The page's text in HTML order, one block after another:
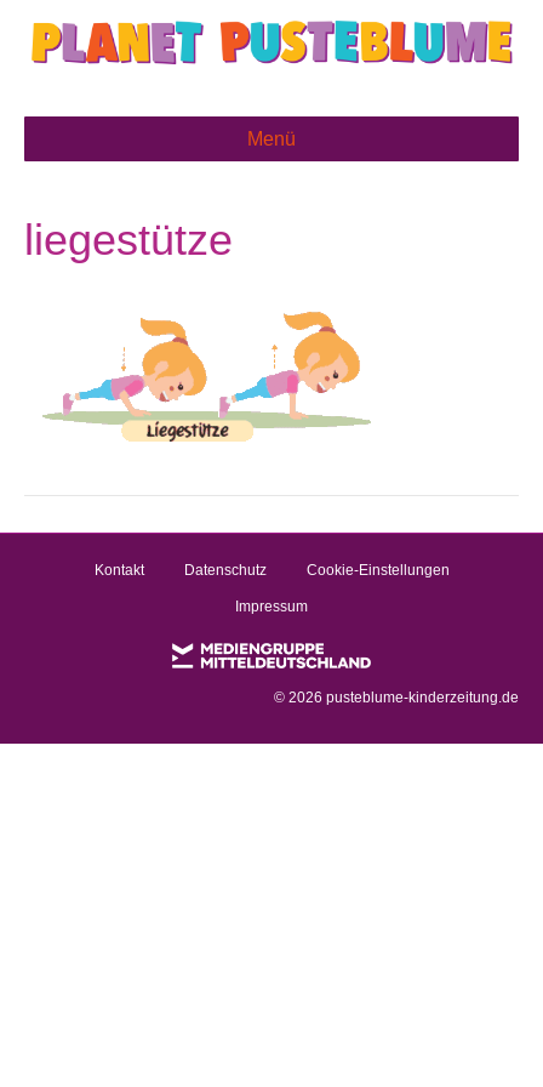
Menü
liegestütze
Kontakt Datenschutz Cookie-Einstellungen
Impressum
© 2026 pusteblume-kinderzeitung.de